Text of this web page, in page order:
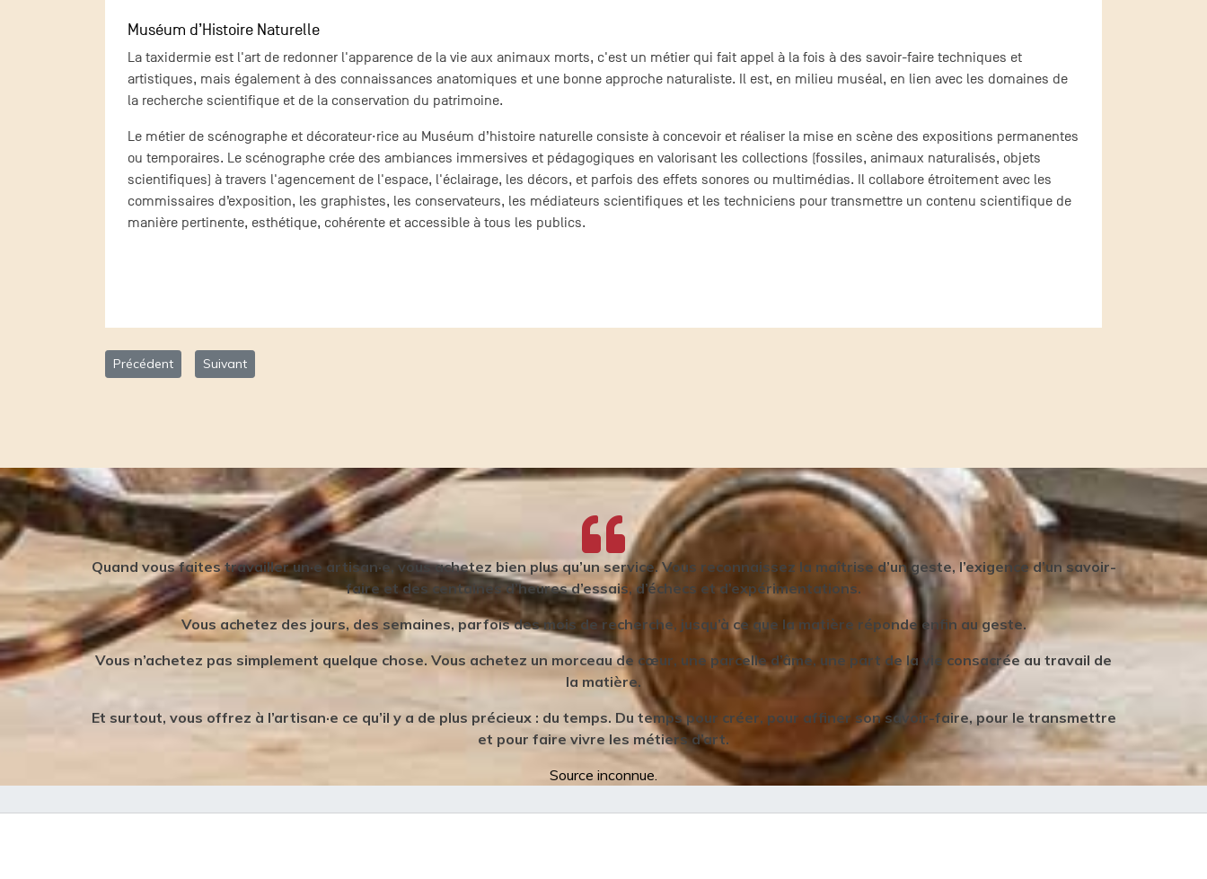
Muséum d’Histoire Naturelle
La taxidermie est l'art de redonner l'apparence de la vie aux animaux morts, c'est un métier qui fait appel à la fois à des savoir-faire techniques et
artistiques, mais également à des connaissances anatomiques et une bonne approche naturaliste. Il est, en milieu muséal, en lien avec les domaines de
la recherche scientifique et de la conservation du patrimoine.
Le métier de scénographe et décorateur·rice au Muséum d’histoire naturelle consiste à concevoir et réaliser la mise en scène des expositions permanentes
ou temporaires. Le scénographe crée des ambiances immersives et pédagogiques en valorisant les collections (fossiles, animaux naturalisés, objets
scientifiques) à travers l'agencement de l'espace, l'éclairage, les décors, et parfois des effets sonores ou multimédias. Il collabore étroitement avec les
commissaires d’exposition, les graphistes, les conservateurs, les médiateurs scientifiques et les techniciens pour transmettre un contenu scientifique de
manière pertinente, esthétique, cohérente et accessible à tous les publics.
Article précédent : CFP – Construction
Précédent Article suivant : Luxhous SA
Suivant
Quand vous faites travailler un·e artisan·e, vous achetez bien plus qu’un service. Vous reconnaissez la maîtrise d’un geste, l’exigence d’un savoir-
faire et des centaines d’heures d’essais, d’échecs et d’expérimentations.
Vous achetez des jours, des semaines, parfois des mois de recherche, jusqu’à ce que la matière réponde enfin au geste.
Vous n’achetez pas simplement quelque chose. Vous achetez un morceau de cœur, une parcelle d’âme, une part de la vie consacrée au travail de
la matière.
Et surtout, vous offrez à l’artisan·e ce qu’il y a de plus précieux : du temps. Du temps pour créer, pour affiner son savoir-faire, pour le transmettre
et pour faire vivre les métiers d’art.
Source inconnue.